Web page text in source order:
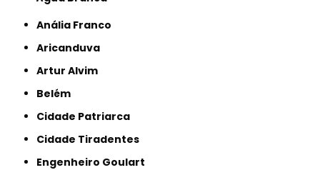
Anália Franco
Aricanduva
Artur Alvim
Belém
Cidade Patriarca
Cidade Tiradentes
Engenheiro Goulart